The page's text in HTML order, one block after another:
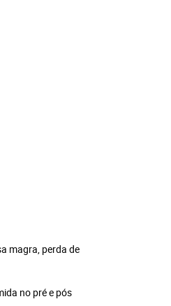
magra, perda de
no pré e pós